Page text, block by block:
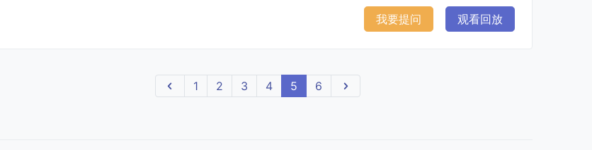
我要提问 观看回放
上一页
1 2 3 4 5 6